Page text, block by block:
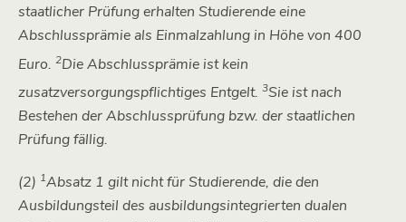
staatlicher Prüfung erhalten Studierende eine
Abschlussprämie als Einmalzahlung in Höhe von 400
Euro. 2Die Abschlussprämie ist kein
zusatzversorgungspflichtiges Entgelt. 3Sie ist nach
Bestehen der Abschlussprüfung bzw. der staatlichen
Prüfung fällig.
(2) 1Absatz 1 gilt nicht für Studierende, die den
Ausbildungsteil des ausbildungsintegrierten dualen